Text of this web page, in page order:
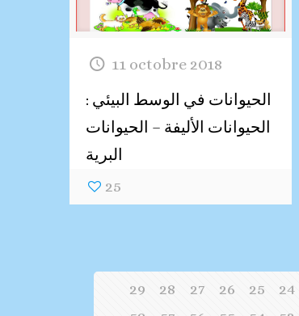
11 octobre 2018
الحيوانات في الوسط البيئي :
الحيوانات الأليفة – الحيوانات
البرية
25
24
25
26
27
28
29